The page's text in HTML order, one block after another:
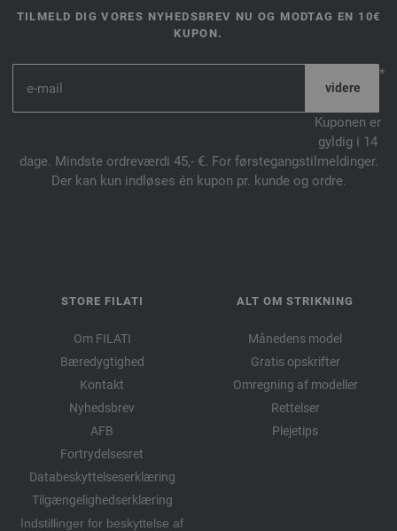
TILMELD DIG VORES NYHEDSBREV NU OG MODTAG EN 10€
KUPON.
*
Kuponen er
gyldig i 14
dage. Mindste ordreværdi 45,- €. For førstegangstilmeldinger.
Der kan kun indløses én kupon pr. kunde og ordre.
STORE FILATI
Om FILATI
Bæredygtighed
Kontakt
Nyhedsbrev
AFB
Fortrydelsesret
Databeskyttelseserklæring
Tilgængelighedserklæring
Indstillinger for beskyttelse af
ALT OM STRIKNING
Månedens model
Gratis opskrifter
Omregning af modeller
Rettelser
Plejetips